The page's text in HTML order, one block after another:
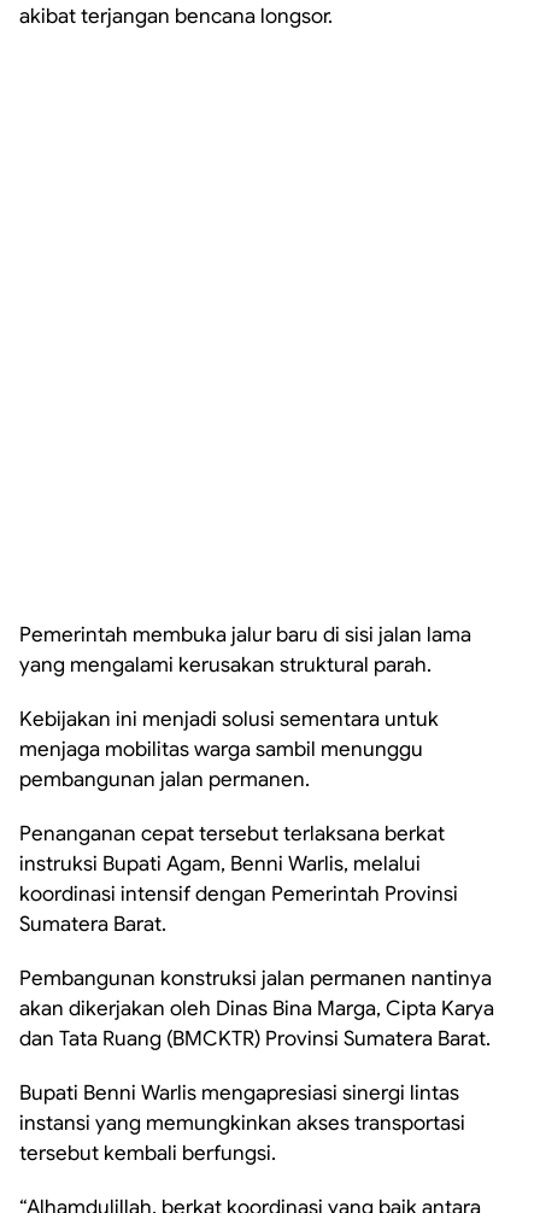
akibat terjangan bencana longsor.
Pemerintah membuka jalur baru di sisi jalan lama
yang mengalami kerusakan struktural parah.
Kebijakan ini menjadi solusi sementara untuk
menjaga mobilitas warga sambil menunggu
pembangunan jalan permanen.
Penanganan cepat tersebut terlaksana berkat
instruksi Bupati Agam, Benni Warlis, melalui
koordinasi intensif dengan Pemerintah Provinsi
Sumatera Barat.
Pembangunan konstruksi jalan permanen nantinya
akan dikerjakan oleh Dinas Bina Marga, Cipta Karya
dan Tata Ruang (BMCKTR) Provinsi Sumatera Barat.
Bupati Benni Warlis mengapresiasi sinergi lintas
instansi yang memungkinkan akses transportasi
tersebut kembali berfungsi.
“Alhamdulillah, berkat koordinasi yang baik antara